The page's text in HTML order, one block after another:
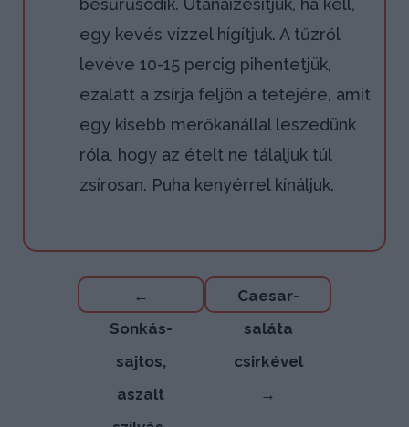
besűrűsödik. Utánaízesítjük, ha kell,
egy kevés vízzel hígítjuk. A tűzről
levéve 10-15 percig pihentetjük,
ezalatt a zsírja feljön a tetejére, amit
egy kisebb merőkanállal leszedünk
róla, hogy az ételt ne tálaljuk túl
zsírosan. Puha kenyérrel kínáljuk.
Bejegyzés
navigáció
←
Sonkás-
sajtos,
aszalt
Caesar-
saláta
csirkével
→